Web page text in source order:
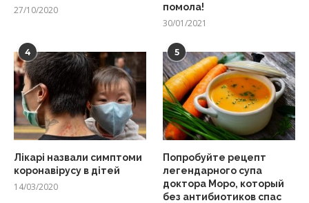
27/10/2020
помола!
30/01/2021
4
Лікарі назвали симптоми
коронавірусу в дітей
14/03/2020
5
Попробуйте рецепт
легендарного супа
доктора Моро, который
без антибиотиков спас